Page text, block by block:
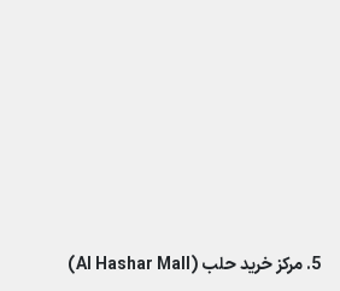
5. مرکز خرید حلب (Al Hashar Mall)